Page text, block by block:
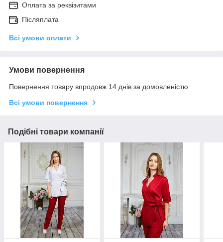
Оплата за реквізитами
Післяплата
Всі умови оплати
Умови повернення
Повернення товару впродовж 14 днів за домовленістю
Всі умови повернення
Подібні товари компанії